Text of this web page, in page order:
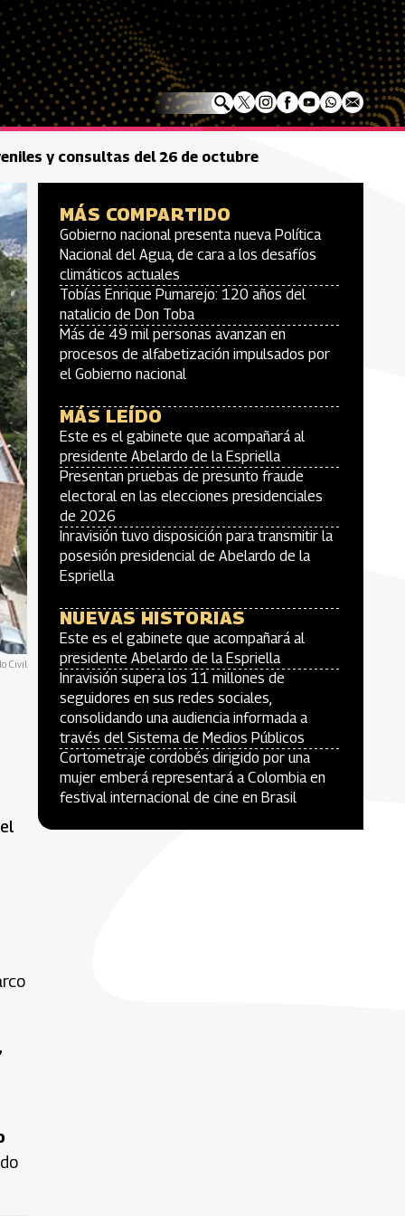
y consultas del 26 de octubre
Civil
MÁS COMPARTIDO
Gobierno nacional presenta nueva Política
Nacional del Agua, de cara a los desafíos
climáticos actuales
Tobías Enrique Pumarejo: 120 años del
natalicio de Don Toba
Más de 49 mil personas avanzan en
procesos de alfabetización impulsados por
el Gobierno nacional
MÁS LEÍDO
Este es el gabinete que acompañará al
presidente Abelardo de la Espriella
Presentan pruebas de presunto fraude
electoral en las elecciones presidenciales
de 2026
Inravisión tuvo disposición para transmitir la
posesión presidencial de Abelardo de la
Espriella
NUEVAS HISTORIAS
Este es el gabinete que acompañará al
presidente Abelardo de la Espriella
Inravisión supera los 11 millones de
seguidores en sus redes sociales,
consolidando una audiencia informada a
través del Sistema de Medios Públicos
Cortometraje cordobés dirigido por una
mujer emberá representará a Colombia en
festival internacional de cine en Brasil